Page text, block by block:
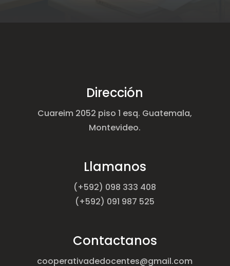
Dirección
Cuareim 2052 piso 1 esq. Guatemala,
Montevideo.
Llamanos
(+592) 098 333 408
(+592) 091 987 525
Contactanos
cooperativadedocentes@gmail.com